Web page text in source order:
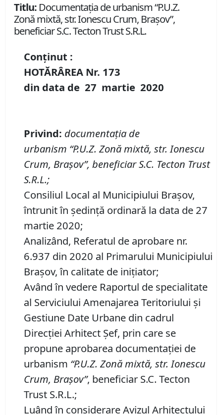
Titlu: Documentaţia de urbanism “P.U.Z.
Zonă mixtă, str. Ionescu Crum, Braşov”,
beneficiar S.C. Tecton Trust S.R.L.
Conținut :
HOTĂRÂREA Nr. 173
din data de 27 martie 2020
Privind: documentaţia de
urbanism “P.U.Z. Zonă mixtă, str.Ionescu
Crum, Braşov”, beneficiarS.C. Tecton Trust
S.R.L.;
Consiliul Local al Municipiului Brașov,
întrunit în ședință ordinară la data de 27
martie 2020;
Analizând, Referatul de aprobare nr.
6.937 din 2020 al Primarului Municipiului
Braşov, în calitate de iniţiator;
Având în vedere Raportul de specialitate
al Serviciului Amenajarea Teritoriului și
Gestiune Date Urbane din cadrul
Direcției Arhitect Șef, prin care se
propune aprobarea documentaţiei de
urbanism “P.U.Z. Zonă mixtă, str.Ionescu
Crum, Braşov”, beneficiar S.C. Tecton
Trust S.R.L.;
Luând în considerare Avizul Arhitectului